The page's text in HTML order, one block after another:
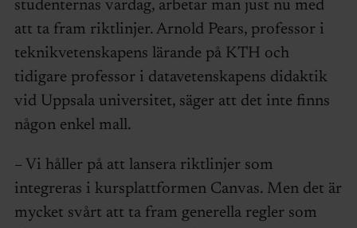
studenternas vardag, arbetar man just nu med
att ta fram riktlinjer. Arnold Pears, professor i
teknikvetenskapens lärande på KTH och
tidigare professor i datavetenskapens didaktik
vid Uppsala universitet, säger att det inte finns
någon enkel mall.
– Vi håller på att lansera riktlinjer som
integreras i kursplattformen Canvas. Men det är
mycket svårt att ta fram generella regler som